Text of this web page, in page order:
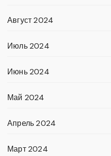
Август 2024
Июль 2024
Июнь 2024
Май 2024
Апрель 2024
Март 2024